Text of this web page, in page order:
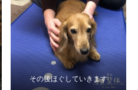
その後ほぐしていきます